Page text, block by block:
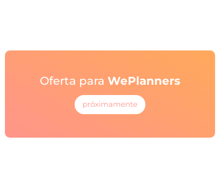
Oferta para WePlanners
próximamente